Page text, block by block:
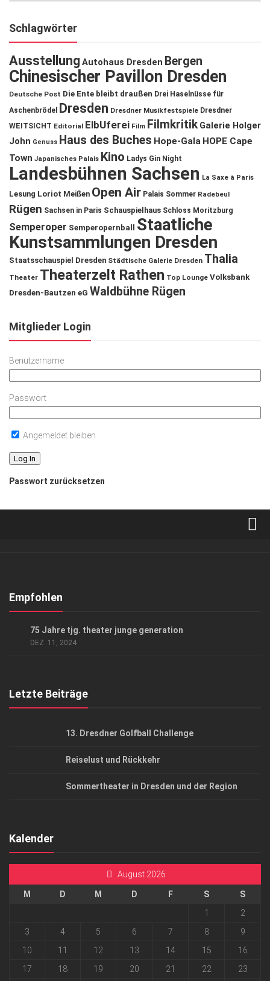
Schlagwörter
Ausstellung Autohaus Dresden Bergen
Chinesischer Pavillon Dresden
Deutsche Post Die Ente bleibt draußen Drei Haselnüsse für
Aschenbrödel
Dresden Dresdner Musikfestspiele Dresdner
WEITSICHT Editorial ElbUferei Film Filmkritik Galerie Holger
John Genuss Haus des Buches Hope-Gala HOPE Cape
Town Japanisches Palais Kino Ladys Gin Night
Landesbühnen Sachsen La Saxe à Paris
Lesung Loriot Meißen Open Air Palais Sommer Radebeul
Rügen Sachsen in Paris Schauspielhaus Schloss Moritzburg
Semperoper Semperopernball
Staatliche
Kunstsammlungen Dresden
Staatsschauspiel Dresden Städtische Galerie Dresden Thalia
Theater Theaterzelt Rathen Top Lounge Volksbank
Dresden-Bautzen eG Waldbühne Rügen
Mitglieder Login
Benutzername
Passwort
Angemeldet bleiben
Passwort zurücksetzen
Kontakt, Impressum
Empfohlen
75 Jahre tjg. theater junge generation
DEZ. 11, 2024
Letzte Beiträge
13. Dresdner Golfball Challenge
Reiselust und Rückkehr
Sommertheater in Dresden und der Region
Kalender
August 2026
M D M D F S
S
1
2
3
4 5 6 7 8
9
10
11 12 13 14 15
16
17
18 19 20 21 22 23